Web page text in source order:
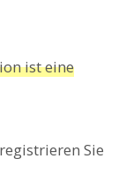
ist eine
Sie